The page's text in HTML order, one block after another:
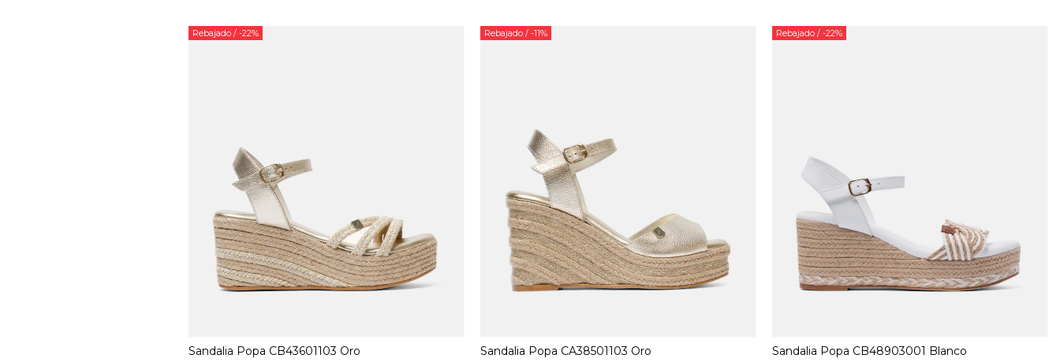
Rebajado / -22%
Sandalia Popa CB43601103 Oro
Rebajado / -11%
Sandalia Popa CA38501103 Oro
Rebajado / -22%
Sandalia Popa CB48903001 Blanco